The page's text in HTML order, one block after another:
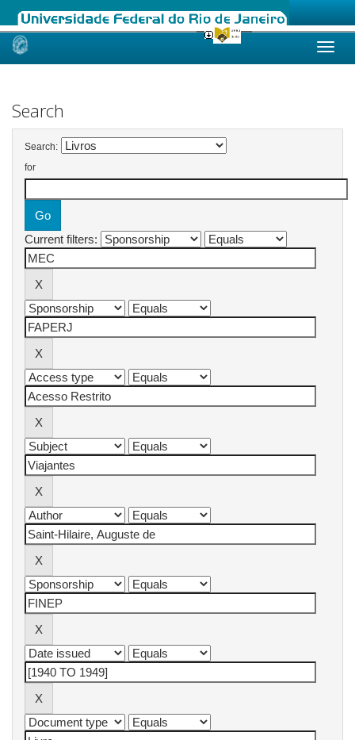
Skip
Search
Search:
for
Current filters: